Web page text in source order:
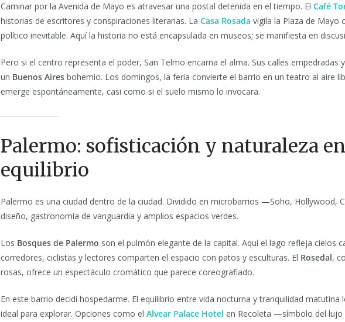
Caminar por la Avenida de Mayo es atravesar una postal detenida en el tiempo. El Café
historias de escritores y conspiraciones literarias. La Casa Rosada vigila la Plaza de Mayo
político inevitable. Aquí la historia no está encapsulada en museos; se manifiesta en
Pero si el centro representa el poder, San Telmo encarna el alma. Sus calles empedradas
un Buenos Aires bohemio. Los domingos, la feria convierte el barrio en un teatro al aire
emerge espontáneamente, casi como si el suelo mismo lo invocara.
Palermo: sofisticación y naturaleza
equilibrio
Palermo es una ciudad dentro de la ciudad. Dividido en microbarrios —Soho, Hollywood,
diseño, gastronomía de vanguardia y amplios espacios verdes.
Los Bosques de Palermo son el pulmón elegante de la capital. Aquí el lago refleja cielos
corredores, ciclistas y lectores comparten el espacio con patos y esculturas. El Rosedal,
rosas, ofrece un espectáculo cromático que parece coreografiado.
En este barrio decidí hospedarme. El equilibrio entre vida nocturna y tranquilidad matutina
ideal para explorar. Opciones como el Alvear Palace Hotel en Recoleta —símbolo del